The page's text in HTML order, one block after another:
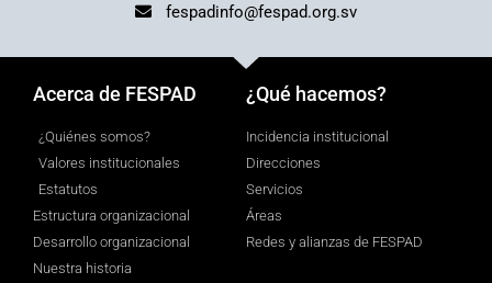
fespadinfo@fespad.org.sv
Acerca de FESPAD
¿Quiénes somos?
Valores institucionales
Estatutos
Estructura organizacional
Desarrollo organizacional
Nuestra historia
¿Qué hacemos?
Incidencia institucional
Direcciones
Servicios
Áreas
Redes y alianzas de FESPAD